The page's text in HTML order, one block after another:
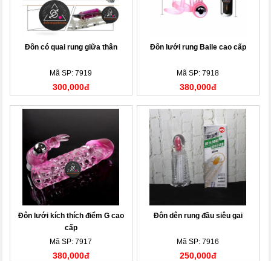
Đôn có quai rung giữa thân
Mã SP: 7919
300,000đ
Đôn lưới rung Baile cao cấp
Mã SP: 7918
380,000đ
Đôn lưới kích thích điểm G cao
cấp
Mã SP: 7917
380,000đ
Đôn dên rung đầu siêu gai
Mã SP: 7916
250,000đ